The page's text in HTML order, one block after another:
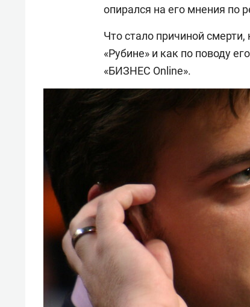
опирался на его мнения по
Что стало причиной
«Рубине» и как по поводу
«БИЗНЕС Online».